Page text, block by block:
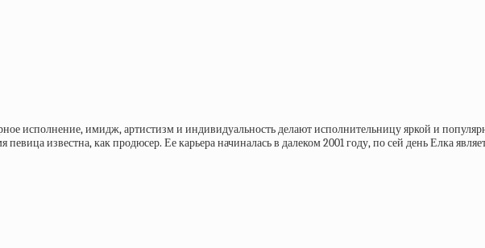
исполнение, имидж, артистизм и индивидуальность делают исполнительницу яркой и
известна, как продюсер. Ее карьера начиналась в далеком 2001 году, по сей день Елка